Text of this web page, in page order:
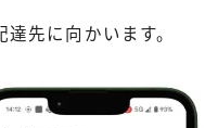
先に向かいます。